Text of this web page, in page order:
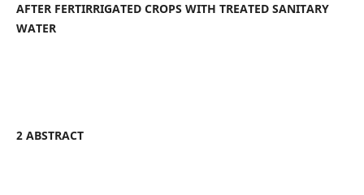
AFTER FERTIRRIGATED CROPS WITH TREATED SANITARY
WATER
2 ABSTRACT